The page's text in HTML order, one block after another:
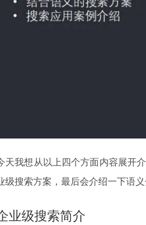
天我想从以上四个方面内容展开
级搜索方案，最后会介绍一下语
业级搜索简介